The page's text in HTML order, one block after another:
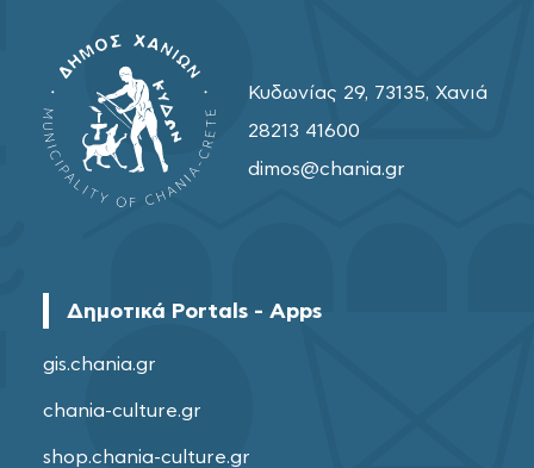
Κυδωνίας 29, 73135, Χανιά
28213 41600
dimos@chania.gr
Δημοτικά Portals - Apps
gis.chania.gr
chania-culture.gr
shop.chania-culture.gr